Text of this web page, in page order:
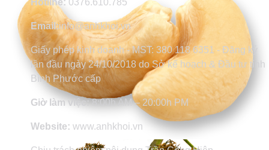
Email:info@anhkhoi.vn
Giấy phép kinh doanh - MST: 380 118 6351 - Đăng ký
lần đầu ngày 24/10/2018 do Sở kế hoạch & Đầu tư tỉnh
Bình Phước cấp
Giờ làm việc:8:00h AM – 20:00h PM
Website: www.anhkhoi.vn